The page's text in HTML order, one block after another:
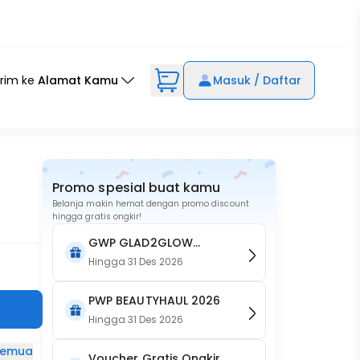
ke Alamat Kamu Masuk / Daftar
Promo spesial buat kamu
Belanja makin hemat dengan promo discount
hingga gratis ongkir!
GWP GLAD2GLOW
Cherry Blossom 230ml
Hingga31 Des 2026
PWP BEAUTYHAUL 2026
Hingga31 Des 2026